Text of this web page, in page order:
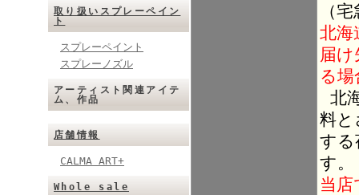
取り扱いスプレーペイン
ト
スプレーペイント
スプレーノズル
アーティスト関連アイテ
ム、作品
店舗情報
CALMA ART+
Whole sale
（
北海
届
る
北
料と
する
す。
当